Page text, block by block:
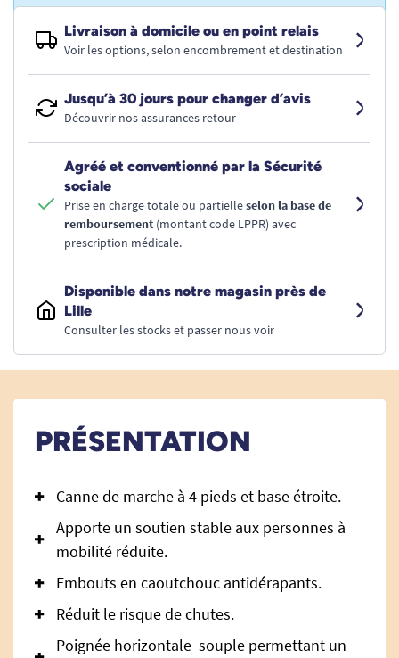
Livraison à domicile ou en point relais
Voir les options, selon encombrement et destination
Jusqu’à 30 jours pour changer d’avis
Découvrir nos assurances retour
Agréé et conventionné par la Sécurité
sociale
Prise en charge totale ou partielleselon la base de
remboursement (montant code LPPR) avec
prescription médicale.
Disponible dans notre magasin près de
Lille
Consulter les stocks et passer nous voir
PRÉSENTATION
Canne de marche à 4 pieds et base étroite.
Apporte un soutien stable aux personnes à
mobilité réduite.
Embouts en caoutchouc antidérapants.
Réduit le risque de chutes.
Poignée horizontale souple permettant un